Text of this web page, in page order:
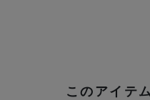
このアイテ